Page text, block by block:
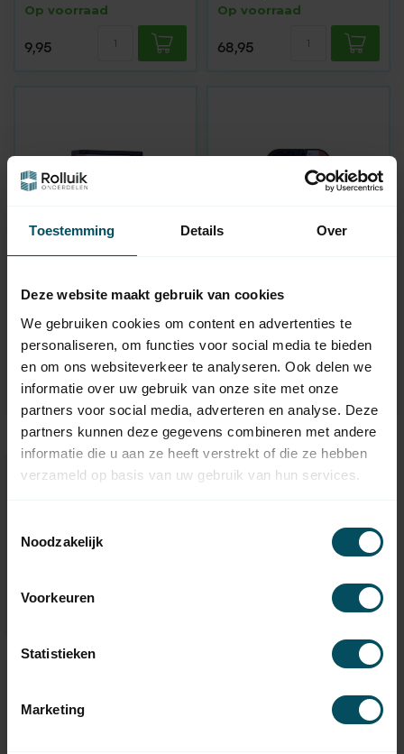
Toestemming Details Over
Deze website maakt gebruik van cookies
We gebruiken cookies om content en advertenties te
personaliseren, om functies voor social media te bieden
en om ons websiteverkeer te analyseren. Ook delen we
informatie over uw gebruik van onze site met onze
partners voor social media, adverteren en analyse. Deze
partners kunnen deze gegevens combineren met andere
informatie die u aan ze heeft verstrekt of die ze hebben
verzameld op basis van uw gebruik van hun services.
Noodzakelijk
Voorkeuren
Statistieken
Marketing
Op voorraad
9,95
Op voorraad
68,95
Nano ontvanger 1-
kanaals 868 MHz -
Keeloq
Op voorraad
99,95
Mini ontvanger 2-
kanaals 868 MHz -
Keeloq
Op voorraad
109,95
Neem contact op met een van onze medewerkers
Vraag het de expert